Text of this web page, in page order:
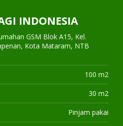
INDONESIA
GSM Blok A15, Kel.
Kota Mataram, NTB
100 m2
30 m2
Pinjam pakai